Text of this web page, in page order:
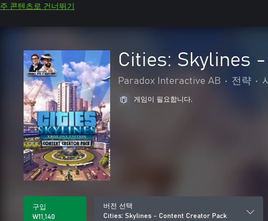
주 콘텐츠로 건너뛰기
Cities: Skylines
Paradox Interactive AB • 전략 •
게임이 필요합니다.
구입
₩11,140
버전 선택
Cities: Skylines - Content Creator Pack